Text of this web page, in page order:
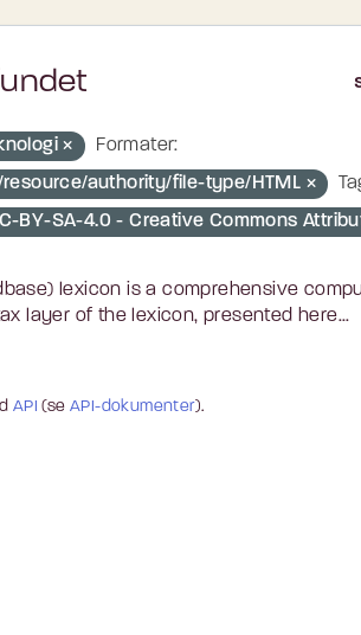
Formater:
authority/file-type/HTML
BY-SA-4.0 - Creative Commons
lexicon is a comprehensive
layer of the lexicon, presented here...
API (seAPI-dokumenter).